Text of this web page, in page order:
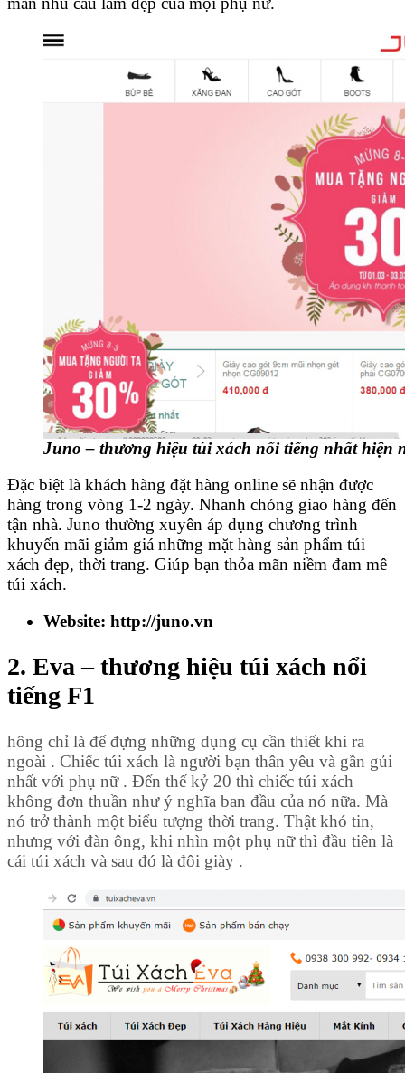
Juno – thương hiệu túi xách nổi tiếng nhất hiện
Đặc biệt là khách hàng đặt hàng online sẽ nhận được
hàng trong vòng 1-2 ngày. Nhanh chóng giao hàng đến
tận nhà. Juno thường xuyên áp dụng chương trình
khuyến mãi giảm giá những mặt hàng sản phẩm túi
xách đẹp, thời trang. Giúp bạn thỏa mãn niềm đam mê
túi xách.
Website: http://juno.vn
2. Eva – thương hiệu túi xách nổi
tiếng F1
hông chỉ là để đựng những dụng cụ cần thiết khi ra
ngoài . Chiếc túi xách là người bạn thân yêu và gần gủi
nhất với phụ nữ . Đến thế kỷ 20 thì chiếc túi xách
không đơn thuần như ý nghĩa ban đầu của nó nữa. Mà
nó trở thành một biểu tượng thời trang. Thật khó tin,
nhưng với đàn ông, khi nhìn một phụ nữ thì đầu tiên là
cái túi xách và sau đó là đôi giày .